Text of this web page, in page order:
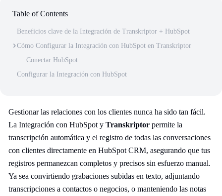
Table of Contents
Beneficios clave de la Integración de Transkriptor + HubSpot
Cómo Configurar la Integración con HubSpot en Transkriptor
Conectar HubSpot
Configurar la Integración con HubSpot
Gestionar las relaciones con los clientes nunca ha sido tan fácil.
La Integración con HubSpot y Transkriptor permite la
transcripción automática y el registro de todas las conversaciones
con clientes directamente en HubSpot CRM, asegurando que tus
registros permanezcan completos y precisos sin esfuerzo manual.
Ya sea convirtiendo grabaciones subidas en texto, adjuntando
transcripciones a contactos o negocios, o manteniendo las notas